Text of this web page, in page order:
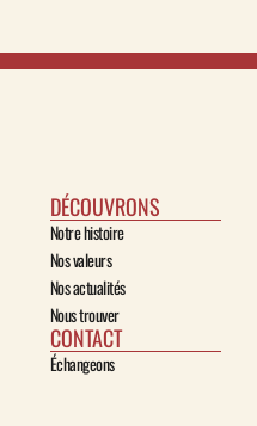
DÉCOUVRONS
Notre histoire
Nos valeurs
Nos actualités
Nous trouver
CONTACT
Échangeons